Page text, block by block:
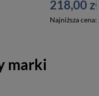
218,00 zł
Najniższa cena:
marki